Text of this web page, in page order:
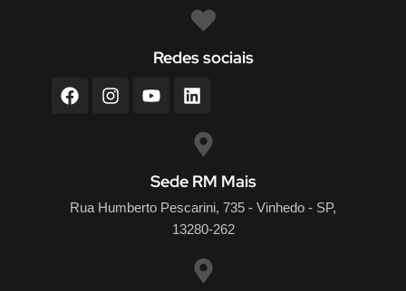
Redes sociais
Sede RM Mais
Rua Humberto Pescarini, 735 - Vinhedo - SP,
13280-262